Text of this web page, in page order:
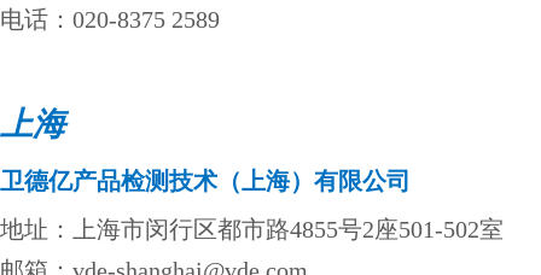
电话：020-8375 2589
上海
卫德亿产品检测技术（上海）有限公司
地址：上海市闵行区都市路4855号2座501-502室